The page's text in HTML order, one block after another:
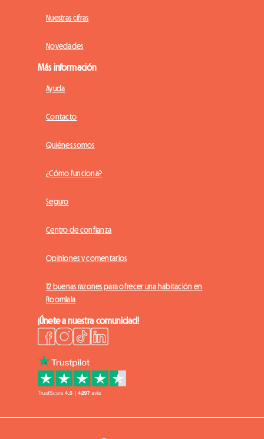
Nuestras cifras
Novedades
Más información
Ayuda
Contacto
Quiénes somos
¿Cómo funciona?
Seguro
Centro de confianza
Opiniones y comentarios
12 buenas razones para ofrecer una habitación en
Roomlala
¡Únete a nuestra comunidad!